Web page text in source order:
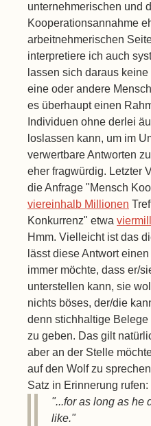
unternehmerischen und
Kooperationsannahme
arbeitnehmerischen
interpretiere ich auch
lassen sich daraus
eine oder andere
es überhaupt einen
Individuen ohne derlei
loslassen kann, um im
verwertbare Antworten
eher fragwürdig. Letzter
die Anfrage "Mensch
viereinhalb Millionen
Konkurrenz" etwa
Hmm. Vielleicht ist das
lässt diese Antwort
immer möchte, dass er/
unterstellen kann, sie
nichts böses, der/die
denn stichhaltige
zu geben. Das gilt
aber an der Stelle
auf den Wolf zu
Satz in Erinnerung rufen:
"...for as long as he
like."